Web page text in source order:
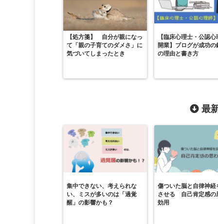
【処方箋】 自分が親になっ
て「親の子育てのダメさ」に
気づいてしまったとき
【臨床心理士・公認
開業】ブログが成功の
の理由と書き方
最
集中できない、考えられな
い、ミスが多いのは「過覚
醒」の影響かも？
傷ついた脳と自律神経
させる 自己肯定感の
効用